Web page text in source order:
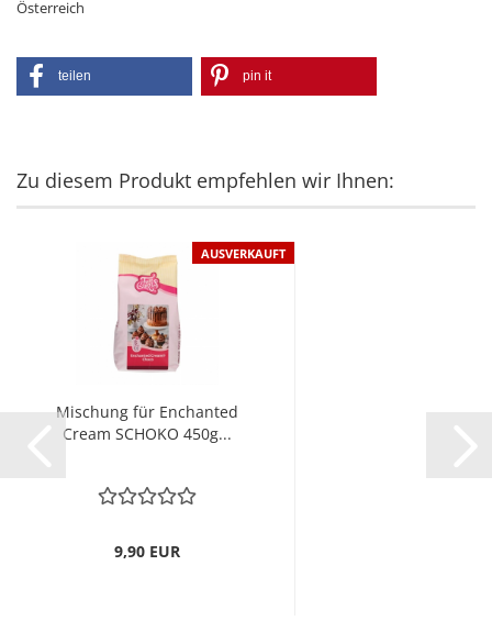
Österreich
teilen pin it
Zu diesem Produkt empfehlen wir Ihnen:
AUSVERKAUFT
Mischung für Enchanted
Cream SCHOKO 450g...
9,90 EUR